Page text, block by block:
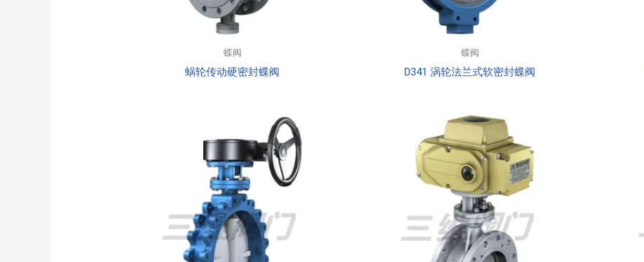
蝶阀
蜗轮传动硬密封蝶阀
蝶阀
D341 涡轮法兰式软密封蝶阀